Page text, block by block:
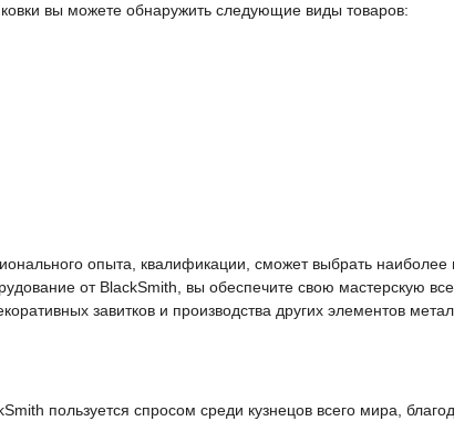
вы можете обнаружить следующие виды товаров:
опыта, квалификации, сможет выбрать
от BlackSmith, вы обеспечите свою мастерскую
завитков и производства других элементов
пользуется спросом среди кузнецов всего мира,